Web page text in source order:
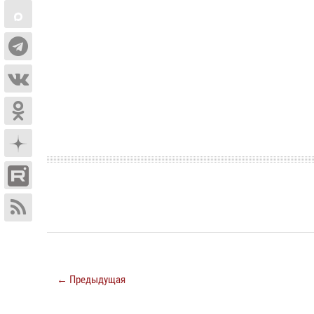
← Предыдущая